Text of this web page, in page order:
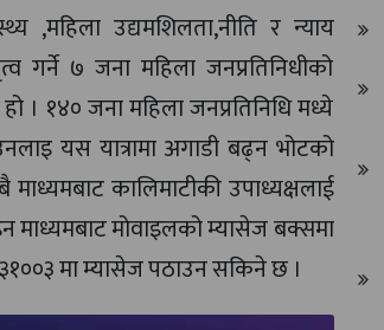
,महिला उद्यमशिलता,नीति र न्याय
गर्ने ७ जना महिला जनप्रतिनिधीको
। १४० जना महिला जनप्रतिनिधि मध्ये
यस यात्रामा अगाडी बढ्न भोटको
कालिमाटीकी उपाध्यक्षलाई
माध्यमबाट मोवाइलको म्यासेज बक्समा
मा म्यासेज पठाउन सकिने छ ।